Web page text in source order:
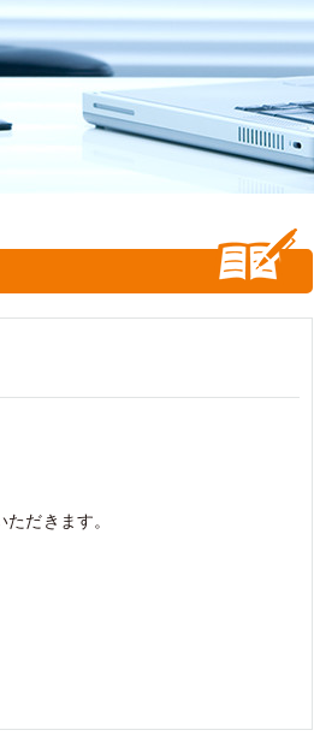
だきます。